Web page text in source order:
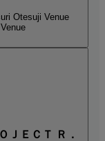
Otesuji Venue
ＪＥＣＴ Ｒ．